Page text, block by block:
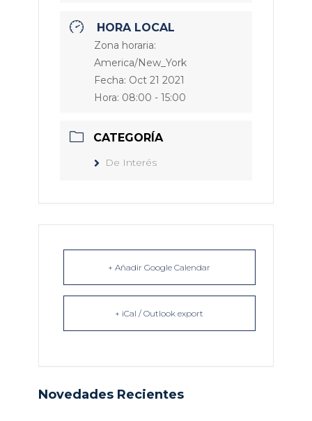
HORA LOCAL
Zona horaria:
America/New_York
Fecha: Oct 21 2021
Hora: 08:00 - 15:00
CATEGORÍA
De Interés
+ Añadir Google Calendar
+ iCal / Outlook export
Novedades Recientes